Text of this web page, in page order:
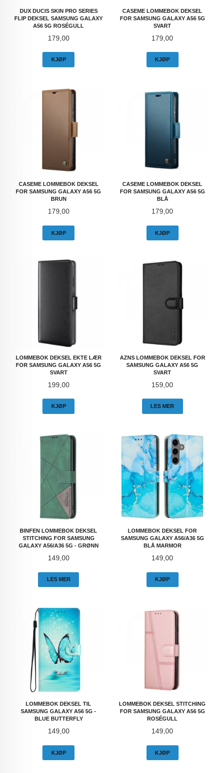
DUX DUCIS SKIN PRO SERIES
FLIP DEKSEL SAMSUNG GALAXY
A56 5G ROSÉGULL
Pris
179,00
KJØP
CASEME LOMMEBOK DEKSEL
FOR SAMSUNG GALAXY A56 5G
SVART
Pris
179,00
KJØP
CASEME LOMMEBOK DEKSEL
FOR SAMSUNG GALAXY A56 5G
BRUN
Pris
179,00
KJØP
CASEME LOMMEBOK DEKSEL
FOR SAMSUNG GALAXY A56 5G
BLÅ
Pris
179,00
KJØP
LOMMEBOK DEKSEL EKTE LÆR
FOR SAMSUNG GALAXY A56 5G
SVART
Pris
199,00
KJØP
AZNS LOMMEBOK DEKSEL FOR
SAMSUNG GALAXY A56 5G
SVART
Pris
159,00
LES MER
BINFEN LOMMEBOK DEKSEL
STITCHING FOR SAMSUNG
GALAXY A56/A36 5G - GRØNN
Pris
149,00
LES MER
LOMMEBOK DEKSEL FOR
SAMSUNG GALAXY A56/A36 5G
BLÅ MARMOR
Pris
149,00
KJØP
LOMMEBOK DEKSEL TIL
SAMSUNG GALAXY A56 5G -
BLUE BUTTERFLY
Pris
149,00
KJØP
LOMMEBOK DEKSEL STITCHING
FOR SAMSUNG GALAXY A56 5G
ROSÉGULL
Pris
149,00
KJØP